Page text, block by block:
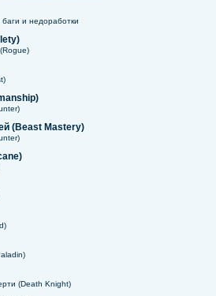
и недоработки
(Beast Mastery)
(Death Knight)